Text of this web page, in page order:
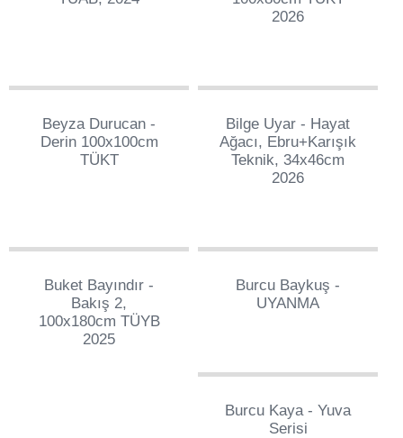
2026
1
Beyza Durucan -
Derin 100x100cm
TÜKT
67
Bilge Uyar - Hayat
Ağacı, Ebru+karışık
Teknik, 34x46cm
2026
242
Buket Bayındır -
Bakış 2,
100x180cm TÜYB
2025
71
Burcu Baykuş -
UYANMA
186
Burcu Kaya - Yuva
Serisi